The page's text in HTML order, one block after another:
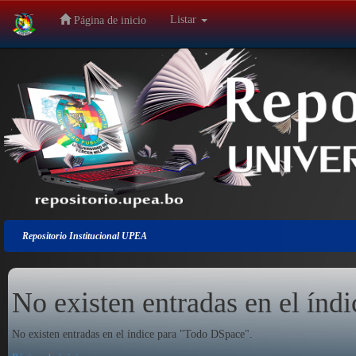
Salir
navegación
Página de inicio Listar
Repositorio Institucional UPEA
No existen entradas en el
No existen entradas en el índice para "Todo DSpace".